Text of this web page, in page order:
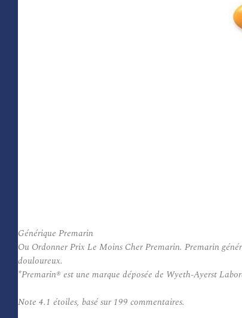
Générique Premarin
Ou Ordonner Prix Le Moins Cher Premarin. Premarin
douloureux.
*Premarin® est une marque déposée de Wyeth-Ayerst
Note 4.1 étoiles, basé sur 199 commentaires.